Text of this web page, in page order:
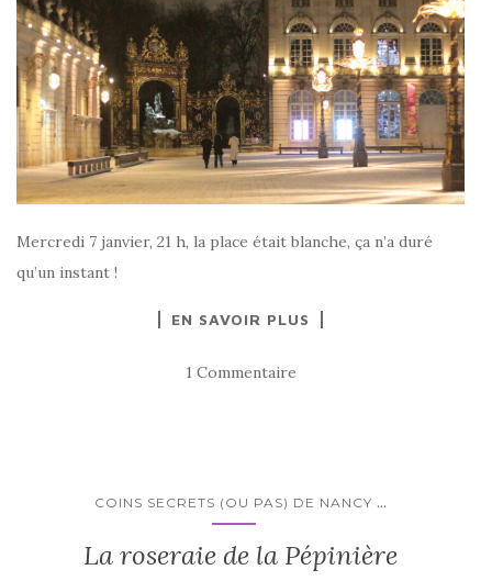
Mercredi 7 janvier, 21 h, la place était blanche, ça n’a duré
qu’un instant !
EN SAVOIR PLUS
1 Commentaire
COINS SECRETS (OU PAS) DE NANCY ...
La roseraie de la Pépinière